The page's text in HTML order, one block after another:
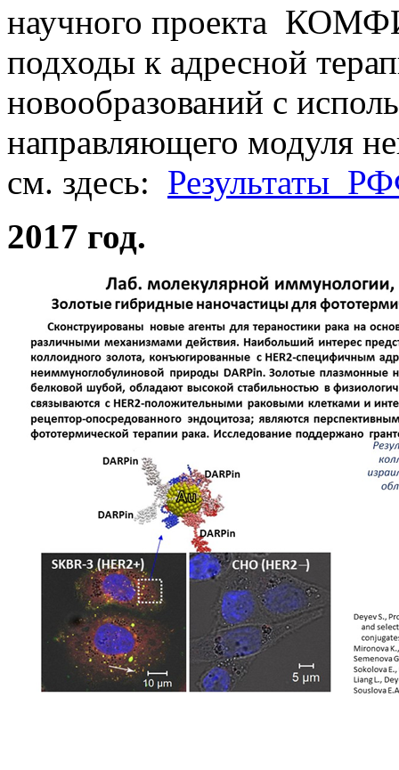
научного проекта
подходы к адресной
новообразований с
направляющего модуля
см. здесь:
2017 год.